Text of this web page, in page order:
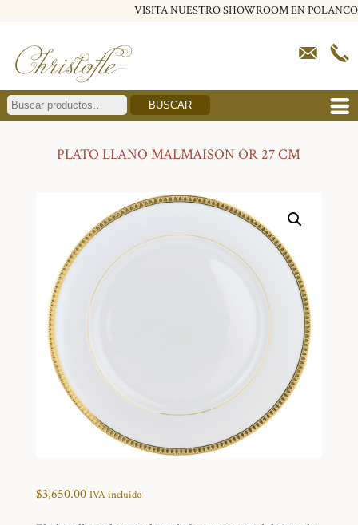
VISITA NUESTRO SHOWROOM EN POLANCO
BUSCAR
PLATO LLANO MALMAISON OR 27 CM
$3,650.00 IVA incluido